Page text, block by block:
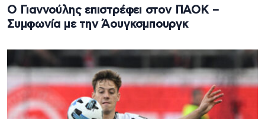
Ο Γιαννούλης επιστρέφει στον ΠΑΟΚ –
Συμφωνία με την Άουγκσμπουργκ